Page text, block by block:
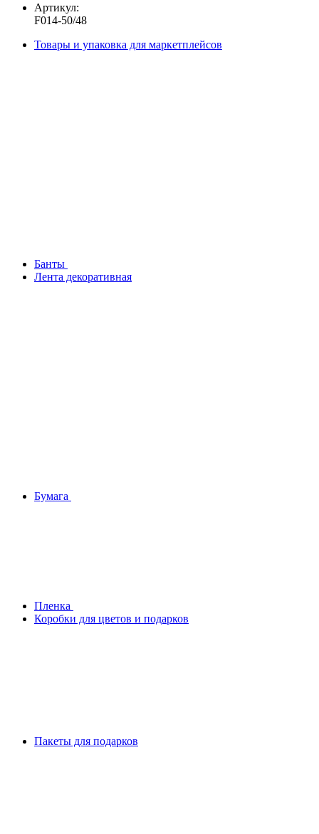
Артикул:
F014-50/48
Товары и упаковка для маркетплейсов
Банты
Лента декоративная
Бумага
Плeнка
Коробки для цветов и подарков
Пакеты для подарков